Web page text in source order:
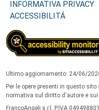
INFORMATIVA PRIVACY
ACCESSIBILITÁ
Ultimo aggiornamento: 24/06/
Per le opere presenti in questo
normativa sul diritto d'autore e
FrancoAngeli s.r.l. P.IVA